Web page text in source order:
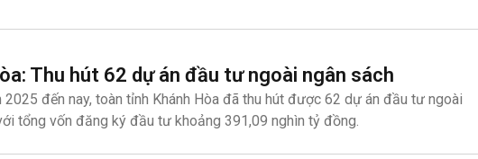
Thu hút 62 dự án đầu tư ngoài ngân sách
đến nay, toàn tỉnh Khánh Hòa đã thu hút được 62 dự án đầu tư ngoài
tổng vốn đăng ký đầu tư khoảng 391,09 nghìn tỷ đồng.